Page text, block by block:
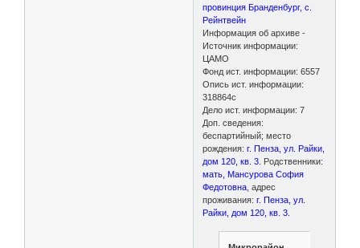
провинция Бранденбург, с.
Рейнтвейн
Информация об архиве -
Источник информации:
ЦАМО
Фонд ист. информации: 6557
Опись ист. информации:
318864с
Дело ист. информации: 7
Доп. сведения:
беспартийный; место
рождения: г. Пенза, ул. Райки,
дом 120, кв. 3. Родственники:
мать, Мансурова София
Федотовна , адрес
проживания: г. Пенза, ул.
Райки, дом 120, кв. 3.